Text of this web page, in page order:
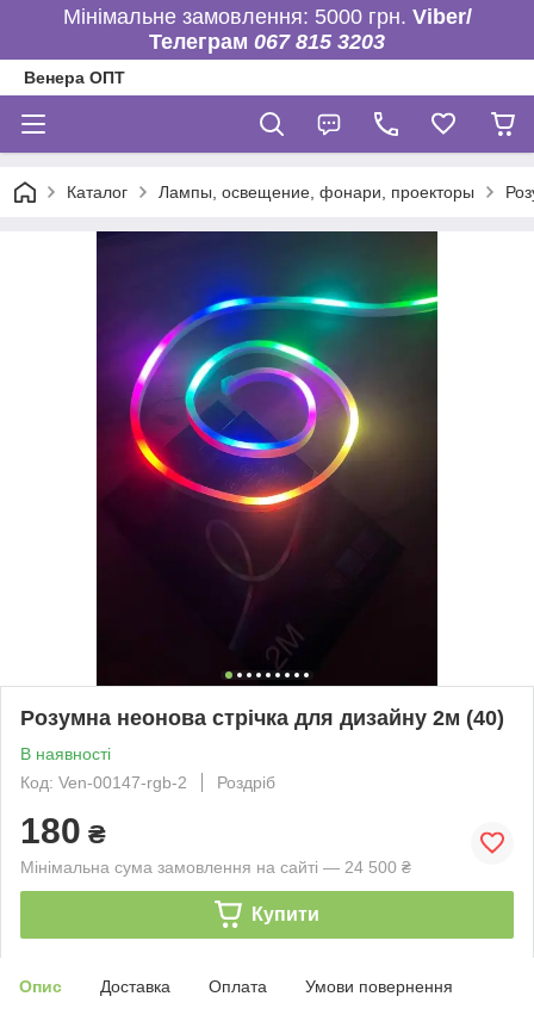
Мінімальне замовлення: 5000 грн. Viber/
Телеграм 067 815 3203
Венера ОПТ
Каталог Лампы, освещение, фонари, проекторы
Розумна неонова стрічка для дизайну 2м (40)
В наявності
Код: Ven-00147-rgb-2
Роздріб
180 ₴
Мінімальна сума замовлення на сайті — 24 500 ₴
Купити
Опис Доставка Оплата Умови повернення